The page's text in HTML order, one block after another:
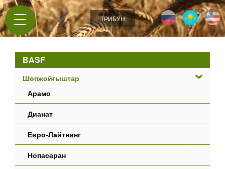
Jump to navigation
ТРИБУН
BASF
Шөпжойғыштар
Арамо
Дианат
Евро-Лайтнинг
Нопасаран